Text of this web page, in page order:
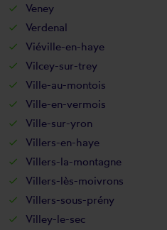
Veney
Verdenal
Viéville-en-haye
Vilcey-sur-trey
Ville-au-montois
Ville-en-vermois
Ville-sur-yron
Villers-en-haye
Villers-la-montagne
Villers-lès-moivrons
Villers-sous-prény
Villey-le-sec